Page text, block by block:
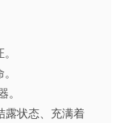
。
露状态、充满着